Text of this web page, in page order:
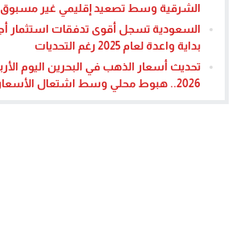
الشرقية وسط تصعيد إقليمي غير مسبوق
بداية واعدة لعام 2025 رغم التحديات
2026.. هبوط محلي وسط اشتعال الأسعار عالمياً